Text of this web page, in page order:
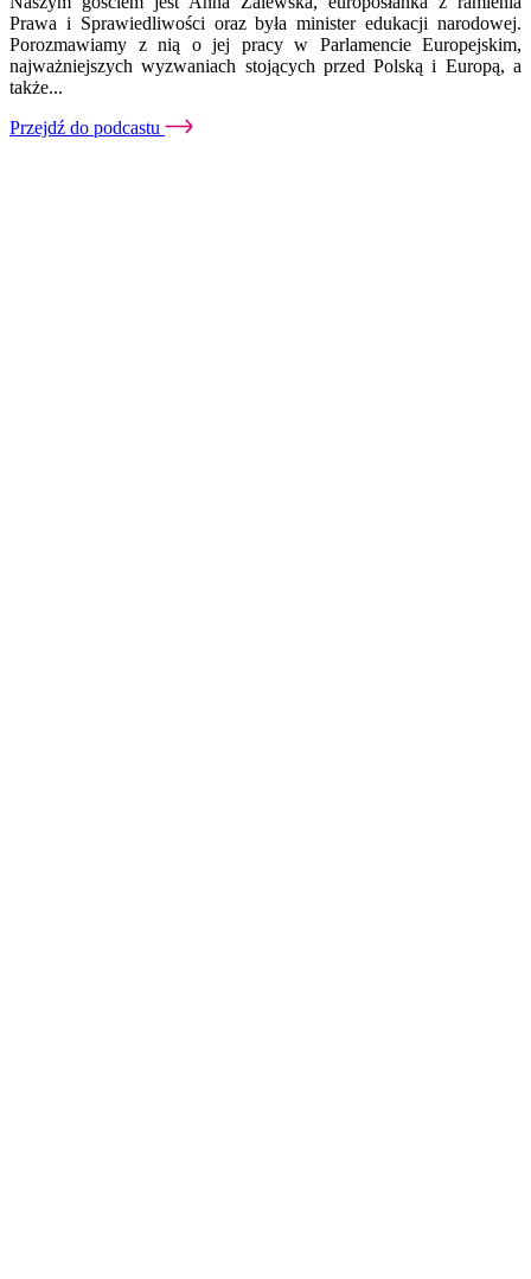
Prawa i Sprawiedliwości oraz była minister edukacji narodowej.
Porozmawiamy z nią o jej pracy w Parlamencie Europejskim,
najważniejszych wyzwaniach stojących przed Polską i Europą, a
także...
Przejdź do podcastu